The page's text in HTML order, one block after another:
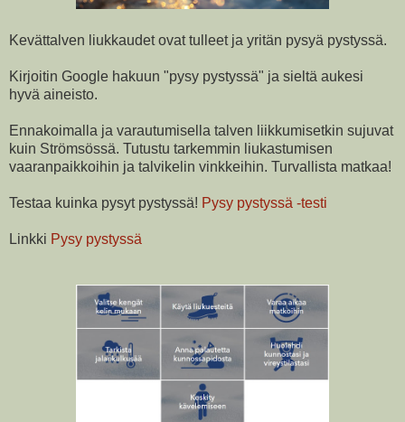
Kevättalven liukkaudet ovat tulleet ja yritän pysyä pystyssä.
Kirjoitin Google hakuun "pysy pystyssä" ja sieltä aukesi
hyvä aineisto.
Ennakoimalla ja varautumisella talven liikkumisetkin sujuvat
kuin Strömsössä. Tutustu tarkemmin liukastumisen
vaaranpaikkoihin ja talvikelin vinkkeihin. Turvallista matkaa!
Testaa kuinka pysyt pystyssä! Pysy pystyssä -testi
Linkki Pysy pystyssä